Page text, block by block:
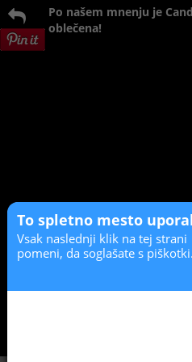
Po našem mnenju je
oblečena!
To spletno mesto
Vsak naslednji klik na tej strani
pomeni, da soglašate s piškotki.